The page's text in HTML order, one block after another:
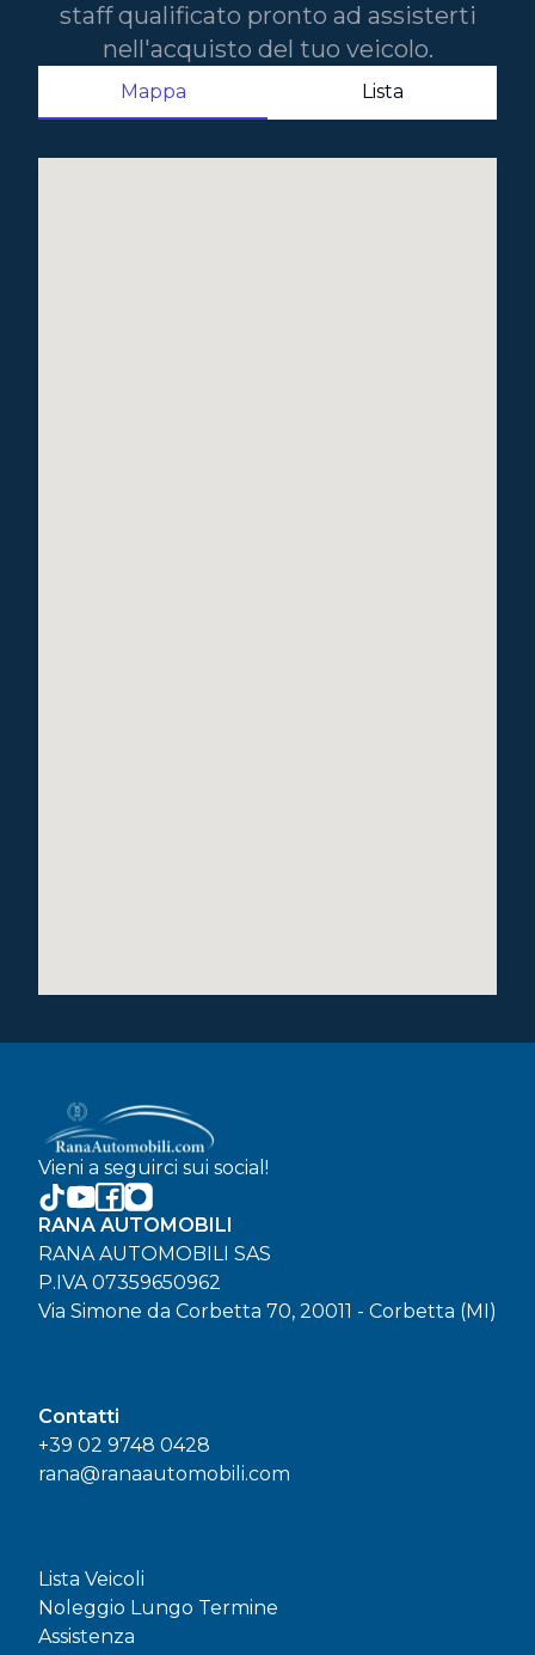
staff qualificato pronto ad assisterti
nell'acquisto del tuo veicolo.
Mappa Lista
Vieni a seguirci sui social!
RANA AUTOMOBILI
RANA AUTOMOBILI SAS
P.IVA 07359650962
Via Simone da Corbetta 70, 20011 - Corbetta (MI)
Contatti
+39 02 9748 0428
rana@ranaautomobili.com
Lista Veicoli
Noleggio Lungo Termine
Assistenza